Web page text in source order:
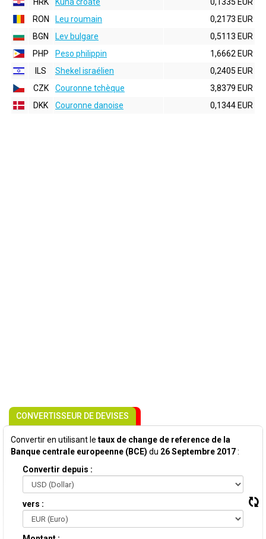
RON
Leu roumain
0,2173 EUR
BGN
Lev bulgare
0,5113 EUR
PHP
Peso philippin
1,6662 EUR
ILS
Shekel israélien
0,2405 EUR
CZK
Couronne tchèque
3,8379 EUR
DKK
Couronne danoise 0,1344 EUR
CONVERTISSEUR DE DEVISES
Convertir en utilisant le taux de change de reference de la
Banque centrale europeenne (BCE) du 26 Septembre 2017:
Convertir depuis :
vers :